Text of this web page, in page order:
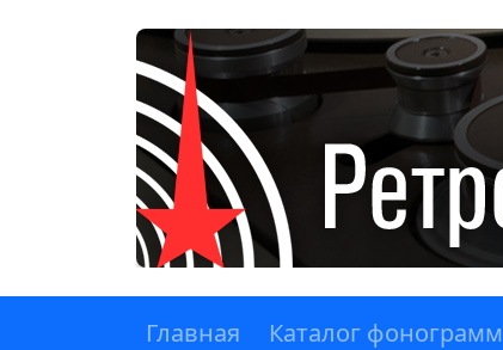
Главная Каталог фонограмм